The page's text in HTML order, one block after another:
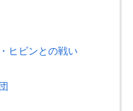
ヒビンとの戦い